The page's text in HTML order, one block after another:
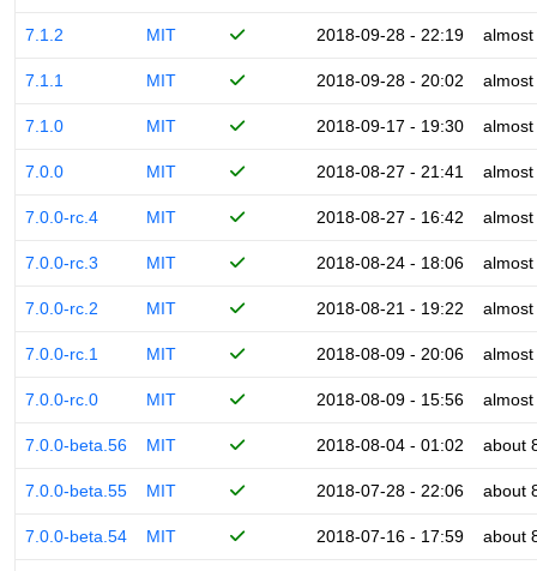
7.1.2 MIT 2018-09-28 - 22:19
7.1.1 MIT 2018-09-28 - 20:02
7.1.0 MIT 2018-09-17 - 19:30
7.0.0 MIT 2018-08-27 - 21:41
7.0.0-rc.4 MIT 2018-08-27 - 16:42
7.0.0-rc.3 MIT 2018-08-24 - 18:06
7.0.0-rc.2 MIT 2018-08-21 - 19:22
7.0.0-rc.1 MIT 2018-08-09 - 20:06
7.0.0-rc.0 MIT 2018-08-09 - 15:56
7.0.0-beta.56 MIT 2018-08-04 - 01:02 about
7.0.0-beta.55 MIT 2018-07-28 - 22:06 about
7.0.0-beta.54 MIT 2018-07-16 - 17:59 about